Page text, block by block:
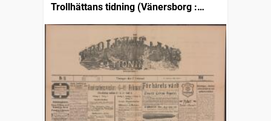
Trollhättans tidning (Vänersborg :